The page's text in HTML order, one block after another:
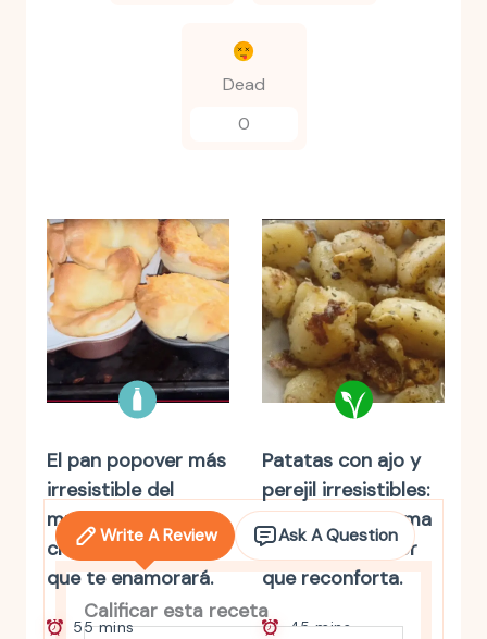
Dead
0
El pan popover más
irresistible del
mundo: ligero,
crujiente y tan fácil
que te enamorará.
55 mins
Patatas con ajo y
perejil irresistibles:
receta fácil, aroma
de hogar y sabor
que reconforta.
45 mins
Write A Review Ask A Question
Calificar esta receta